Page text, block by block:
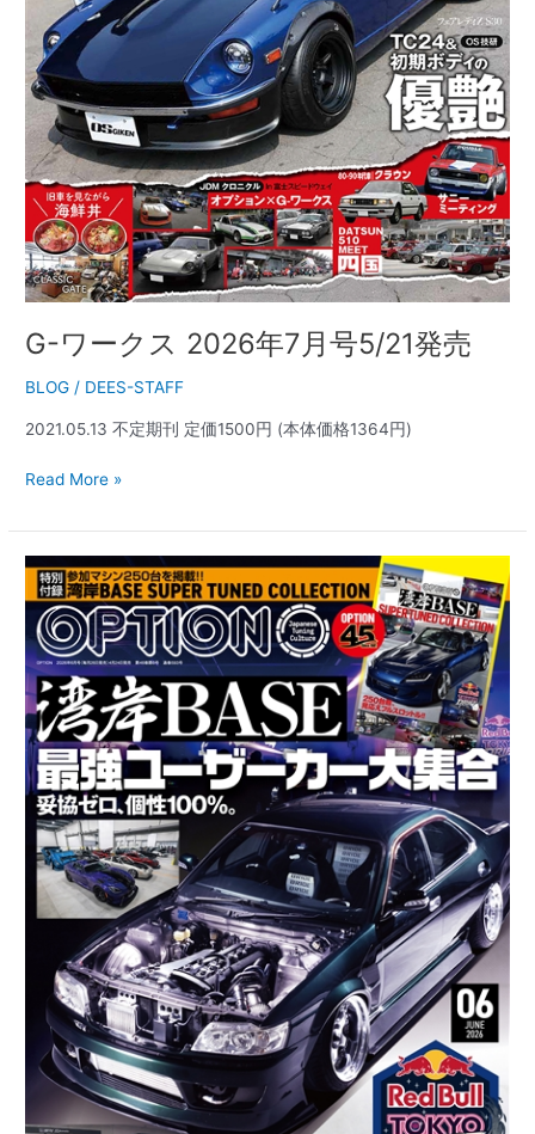
G-ワークス 2026年7月号5/21発売
BLOG / DEES-STAFF
2021.05.13 不定期刊 定価1500円 (本体価格1364円)
Read More »
オ
プ
シ
ョ
ン
2026
年
6
月
号
4/24
発
売